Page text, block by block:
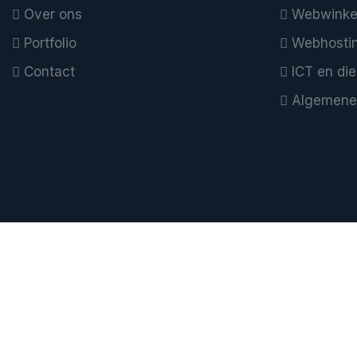
Over ons
Portfolio
Contact
ICT en